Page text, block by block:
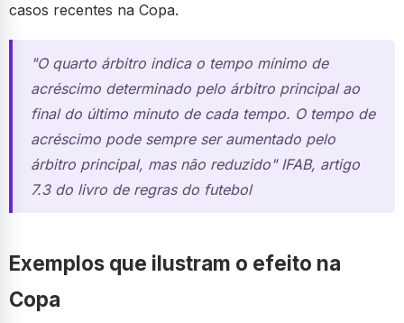
casos recentes na Copa.
"O quarto árbitro indica o tempo mínimo de
acréscimo determinado pelo árbitro principal ao
final do último minuto de cada tempo. O tempo de
acréscimo pode sempre ser aumentado pelo
árbitro principal, mas não reduzido" IFAB, artigo
7.3 do livro de regras do futebol
Exemplos que ilustram o efeito na
Copa